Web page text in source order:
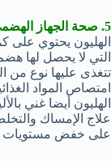
5. صحة الجهاز الهضمي :
الهليون يحتوي على
التي لا يحصل لها
تتغذى عليها نوع من
امتصاص المواد
الهليون أيضا غني
علاج الإمساك
على خفض مستويات